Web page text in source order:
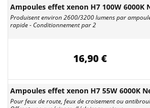
Ampoules effet xenon H7 100W 6000K
Produisent environ 2600/3200 lumens par
rapide - Conditionnement par 2
16,90 €
Ampoules effet xenon H7 55W 6000K
Pour feux de route, feux de croisement ou